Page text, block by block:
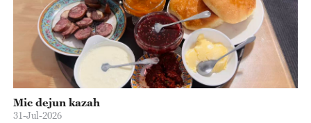
Mic dejun kazah
31-Jul-2026